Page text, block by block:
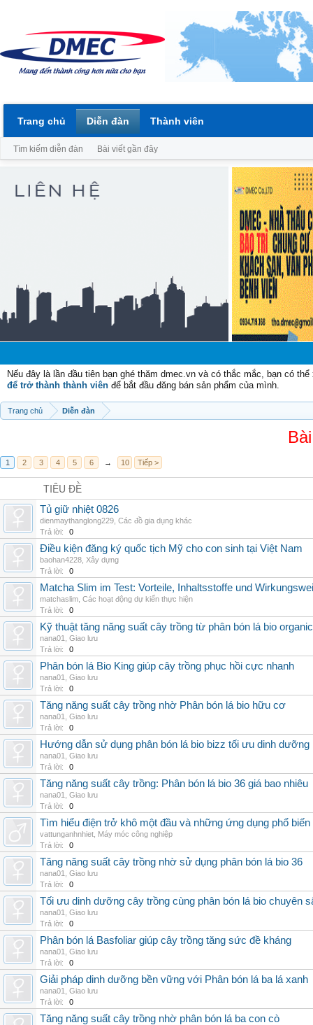
Nếu đây là lần đầu tiên bạn ghé thăm dmec.vn và có thắc mắc, bạn có
để trở thành thành viên để bắt đầu đăng bán sản phẩm của mình.
Trang chủ Diễn đàn
1 2 3 4 5 6 → 10 Tiếp >
TIÊU ĐỀ
Tủ giữ nhiệt 0826
dienmaythanglong229 Các đồ gia dụng khác
Trả lời:
0
Điều kiện đăng ký quốc tịch Mỹ cho con sinh tại Việt Nam
baohan4228 Xây dựng
Trả lời:
0
Matcha Slim im Test: Vorteile, Inhaltsstoffe und
matchaslim Các hoạt động dự kiến thực hiện
Trả lời:
0
Kỹ thuật tăng năng suất cây trồng từ phân bón lá bio organic
nana01
Giao lưu
Trả lời:
0
Phân bón lá Bio King giúp cây trồng phục hồi cực nhanh
nana01
Giao lưu
Trả lời:
0
Tăng năng suất cây trồng nhờ Phân bón lá bio hữu cơ
nana01
Giao lưu
Trả lời:
0
Hướng dẫn sử dụng phân bón lá bio bizz tối ưu dinh dưỡng
nana01
Giao lưu
Trả lời:
0
Tăng năng suất cây trồng: Phân bón lá bio 36 giá bao nhiêu
nana01
Giao lưu
Trả lời:
0
Tìm hiểu điện trở khô một đầu và những ứng dụng phổ
vattunganhnhiet Máy móc công nghiệp
Trả lời:
0
Tăng năng suất cây trồng nhờ sử dụng phân bón lá bio 36
nana01
Giao lưu
Trả lời:
0
Tối ưu dinh dưỡng cây trồng cùng phân bón lá bio chuyên
nana01
Giao lưu
Trả lời:
0
Phân bón lá Basfoliar giúp cây trồng tăng sức đề kháng
nana01
Giao lưu
Trả lời:
0
Giải pháp dinh dưỡng bền vững với Phân bón lá ba lá xanh
nana01
Giao lưu
Trả lời:
0
Tăng năng suất cây trồng nhờ phân bón lá ba con cò
Trang chủ Diễn đàn
Tìm kiếm diễn đàn Bài viết gần đây
Thành viên